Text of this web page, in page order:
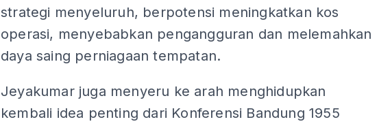
strategi menyeluruh, berpotensi meningkatkan kos
operasi, menyebabkan pengangguran dan melemahkan
daya saing perniagaan tempatan.
Jeyakumar juga menyeru ke arah menghidupkan
kembali idea penting dari Konferensi Bandung 1955